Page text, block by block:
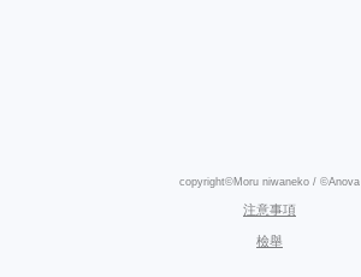
copyright©Moru niwaneko / ©Anova
注意事項
檢舉